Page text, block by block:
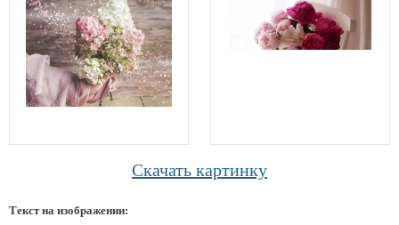
Скачать картинку
Текст на изображении: